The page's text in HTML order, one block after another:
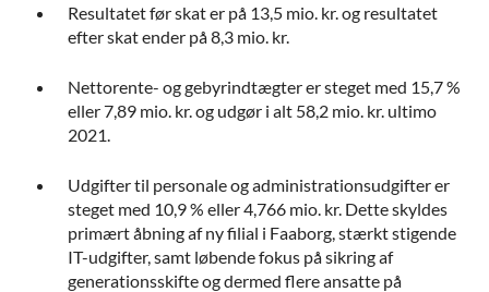
Resultatet før skat er på 13,5 mio. kr. og resultatet
efter skat ender på 8,3 mio. kr.
Nettorente- og gebyrindtægter er steget med 15,7 %
eller 7,89 mio. kr. og udgør i alt 58,2 mio. kr. ultimo
2021.
Udgifter til personale og administrationsudgifter er
steget med 10,9 % eller 4,766 mio. kr. Dette skyldes
primært åbning af ny filial i Faaborg, stærkt stigende
IT-udgifter, samt løbende fokus på sikring af
generationsskifte og dermed flere ansatte på